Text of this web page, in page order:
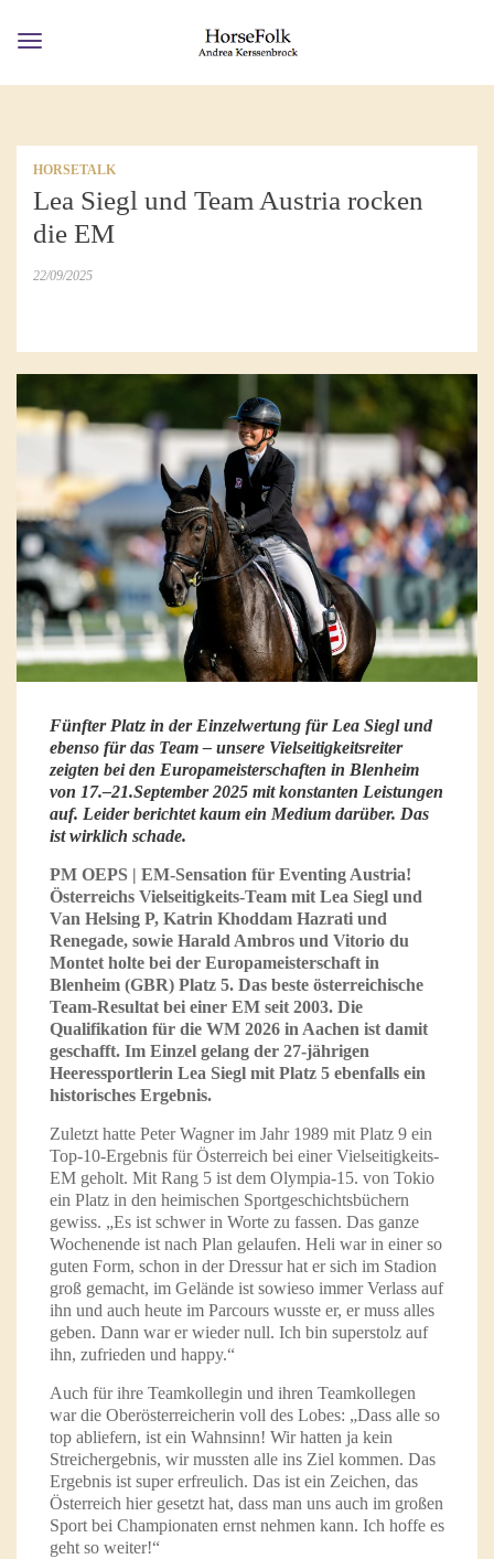
Toggle
HORSETALK
Lea Siegl und Team Austria rocken
die EM
22/09/2025
Fünfter Platz in der Einzelwertung für Lea Siegl und
ebenso für das Team – unsere Vielseitigkeitsreiter
zeigten bei den Europameisterschaften in Blenheim
von 17.–21.September 2025 mit konstanten Leistungen
auf. Leider berichtet kaum ein Medium darüber. Das
ist wirklich schade.
PM OEPS | EM-Sensation für Eventing Austria!
Österreichs Vielseitigkeits-Team mit Lea Siegl und
Van Helsing P, Katrin Khoddam Hazrati und
Renegade, sowie Harald Ambros und Vitorio du
Montet holte bei der Europameisterschaft in
Blenheim (GBR) Platz 5. Das beste österreichische
Team-Resultat bei einer EM seit 2003. Die
Qualifikation für die WM 2026 in Aachen ist damit
geschafft. Im Einzel gelang der 27-jährigen
Heeressportlerin Lea Siegl mit Platz 5 ebenfalls ein
historisches Ergebnis.
Zuletzt hatte Peter Wagner im Jahr 1989 mit Platz 9 ein
Top-10-Ergebnis für Österreich bei einer Vielseitigkeits-
EM geholt. Mit Rang 5 ist dem Olympia-15. von Tokio
ein Platz in den heimischen Sportgeschichtsbüchern
gewiss. „Es ist schwer in Worte zu fassen. Das ganze
Wochenende ist nach Plan gelaufen. Heli war in einer so
guten Form, schon in der Dressur hat er sich im Stadion
groß gemacht, im Gelände ist sowieso immer Verlass auf
ihn und auch heute im Parcours wusste er, er muss alles
geben. Dann war er wieder null. Ich bin superstolz auf
ihn, zufrieden und happy.“
Auch für ihre Teamkollegin und ihren Teamkollegen
war die Oberösterreicherin voll des Lobes: „Dass alle so
top abliefern, ist ein Wahnsinn! Wir hatten ja kein
Streichergebnis, wir mussten alle ins Ziel kommen. Das
Ergebnis ist super erfreulich. Das ist ein Zeichen, das
Österreich hier gesetzt hat, dass man uns auch im großen
Sport bei Championaten ernst nehmen kann. Ich hoffe es
geht so weiter!“